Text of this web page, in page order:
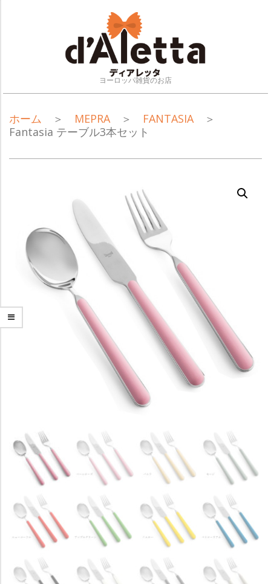
ヨーロッパ雑貨のお店
NAVIGATION
MENU
ホーム ＞ MEPRA＞ FANTASIA＞
Fantasia テーブル3本セット